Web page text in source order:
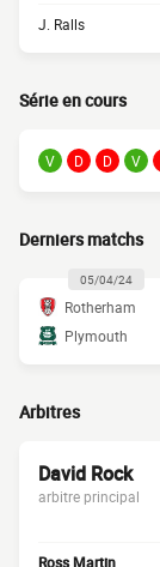
J. Ralls
Série en cours
V D D V
Derniers matchs
05/04/24
Rotherham
Plymouth
Arbitres
David Rock
arbitre principal
Ross Martin